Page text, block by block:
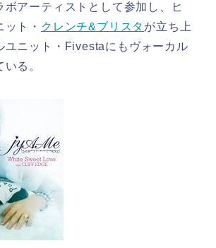
ボアーティストとして参加し、ヒ
ト・ クレンチ&ブリスタ が立ち上
ユニット・Fivestaにもヴォーカル
る。